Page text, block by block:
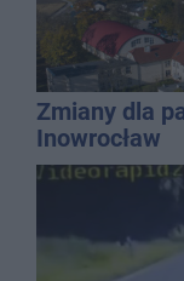
Zmiany dla
Inowrocław